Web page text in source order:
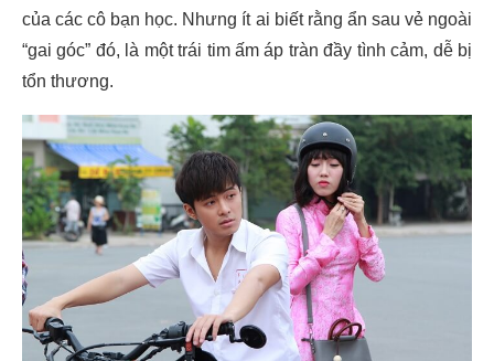
của các cô bạn học. Nhưng ít ai biết rằng ẩn sau vẻ ngoài
“gai góc” đó, là một trái tim ấm áp tràn đầy tình cảm, dễ bị
tổn thương.